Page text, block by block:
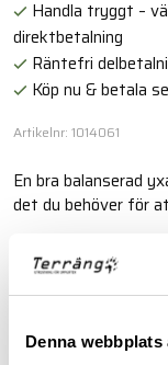
Denna
Handla tryggt –
direktbetalning
Räntefri
Köp nu & betala
Artikelnr: 1014061
En bra balanserad
det du behöver för
Läs mer
BESKRIVNING